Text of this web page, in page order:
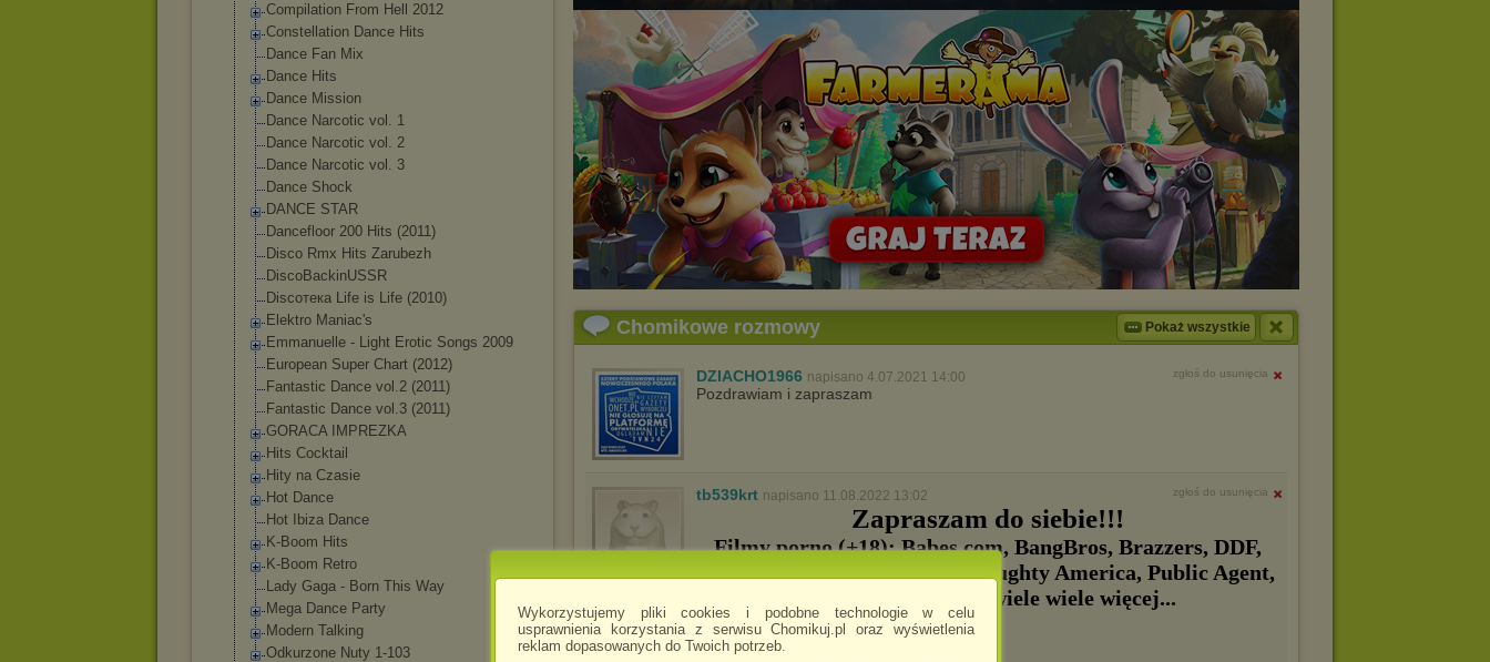
Wykorzystujemy pliki cookies i podobne technologie w celu
usprawnienia korzystania z serwisu Chomikuj.pl oraz wyświetlenia
reklam dopasowanych do Twoich potrzeb.
Compilation From Hell 2012
Constellation Dance Hits
Dance Fan Mix
Dance Hits
Dance Mission
Dance Narcotic vol. 1
Dance Narcotic vol. 2
Dance Narcotic vol. 3
Dance Shock
DANCE STAR
Dancefloor 200 Hits (2011)
Disco Rmx Hits Zarubezh
DiscoBackinUSS R
Discoтека Life is Life (2010)
Elektro Maniac's
Emmanuelle - Light Erotic Songs 2009
European Super Chart (2012)
Fantastic Dance vol.2 (2011)
Fantastic Dance vol.3 (2011)
GORACA IMPREZKA
Hits Cocktail
Hity na Czasie
Hot Dance
Hot Ibiza Dance
K-Boom Hits
K-Boom Retro
Lady Gaga - Born This Way
Mega Dance Party
Modern Talking
Odkurzone Nuty 1-103
Chomikowe rozmowy Pokaż wszystkie
DZIACHO1966 napisano 4.07.2021 14:00 zgłoś do usunięcia
Pozdrawiam i zapraszam
tb539krt napisano 11.08.2022 13:02 zgłoś do usunięcia
Zapraszam do siebie!!!
Filmy porno (+18): Babes.com, BangBros, Brazzers, DDF,
FantasyHD, MOMxxx.com, Naughty America, Public Agent,
Pure Taboo, Vixen i wiele wiele więcej...